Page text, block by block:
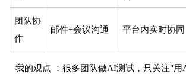
团队协
作
邮件+会议沟通 平台内实时协同
我的观点 ：很多团队做AI测试，只关注"用